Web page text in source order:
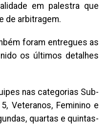
em palestra que
de arbitragem.
foram entregues as
os últimos detalhes
nas categorias Sub-
Veteranos, Feminino e
quartas e quintas-